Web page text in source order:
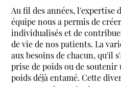
Au fil des années, l'expertise
équipe nous a permis de
individualisés et de
de vie de nos patients. La
aux besoins de chacun, qu'il
prise de poids ou de soutenir
poids déjà entamé. Cette